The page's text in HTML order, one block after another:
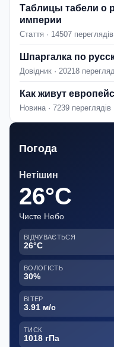
Таблицы табели о
империи
Стаття · 14507
Шпаргалка по
Довідник · 20218
Как живут
Новина · 7239 переглядів
Погода
Нетішин
26°C
Чисте Небо
ВІДЧУВАЄТЬСЯ
26°C
ВОЛОГІСТЬ
30%
ВІТЕР
3.91 м/с
ТИСК
1018 гПа